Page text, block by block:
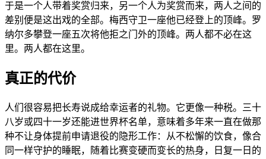
于是一个人带着奖赏归来，另一个人为奖赏而来，两人之间的
差别便是这出戏的全部。梅西守卫一座他已经登上的顶峰。罗
纳尔多攀登一座五次将他拒之门外的顶峰。两人都不必在这
里。两人都在这里。
真正的代价
人们很容易把长寿说成给幸运者的礼物。它更像一种税。三十
八岁或四十一岁还能进世界杯名单，意味着多年来一直在做那
种不让身体提前申请退役的隐形工作：从不松懈的饮食，像合
同一样守护的睡眠，随着比赛变硬而变长的热身，日复一日的